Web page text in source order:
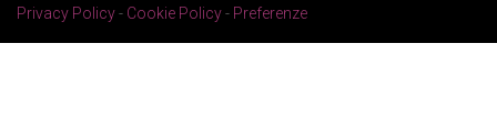
Privacy Policy- Cookie Policy- Preferenze